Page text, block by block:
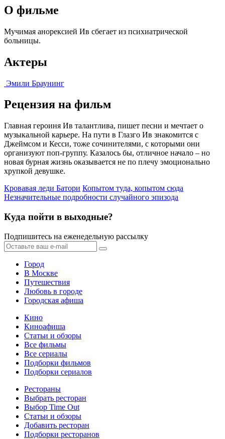
О фильме
Мучимая анорексией Ив сбегает из психиатрической
больницы.
Актеры
Эмили Браунинг
Рецензия на фильм
Главная героиня Ив талантлива, пишет песни и мечтает о
музыкальной карьере. На пути в Глазго Ив знакомится с
Джеймсом и Кесси, тоже сочинителями, с которыми они
организуют поп-группу. Казалось бы, отличное начало – но
новая бурная жизнь оказывается не по плечу эмоционально
хрупкой девушке.
Кровавая леди Батори Копытом туда, копытом сюда
Незначительные подробности случайного эпизода
Куда пойти в выходные?
Подпишитесь на еженедельную рассылку
Город
В Москве
Путешествия
Любовь в городе
Городская афиша
Кино
Киноафиша
Статьи и обзоры
Все фильмы
Все сериалы
Подборки фильмов
Подборки сериалов
Рестораны
Выбрать ресторан
Выбор Time Out
Статьи и обзоры
Добавить ресторан
Подборки ресторанов